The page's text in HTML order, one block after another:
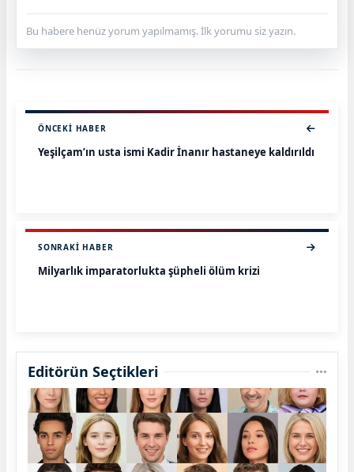
Bu habere henüz yorum yapılmamış. İlk yorumu siz yazın.
ÖNCEKI HABER
Yeşilçam’ın usta ismi Kadir İnanır hastaneye kaldırıldı
SONRAKI HABER
Milyarlık imparatorlukta şüpheli ölüm krizi
Editörün Seçtikleri